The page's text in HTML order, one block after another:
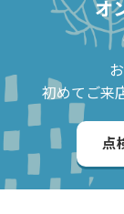
オ
初めてご来
点